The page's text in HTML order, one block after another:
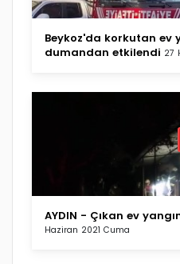
Beykoz'da korkutan ev
dumandan etkilendi 27
AYDIN - Çıkan ev
Haziran 2021 Cuma